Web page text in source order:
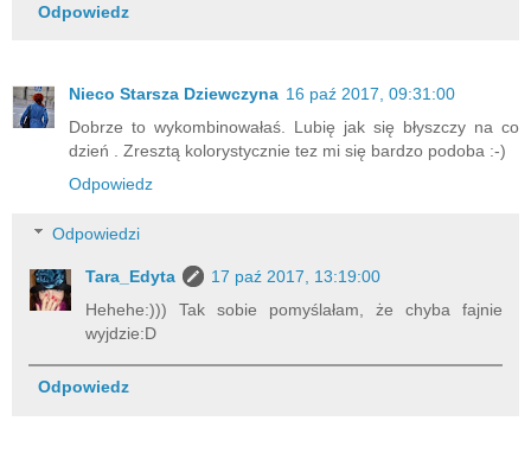
Odpowiedz
Nieco Starsza Dziewczyna 16 paź 2017, 09:31:00
Dobrze to wykombinowałaś. Lubię jak się błyszczy na co
dzień . Zresztą kolorystycznie tez mi się bardzo podoba :-)
Odpowiedz
Odpowiedzi
Tara_Edyta
17 paź 2017, 13:19:00
Hehehe:))) Tak sobie pomyślałam, że chyba fajnie
wyjdzie:D
Odpowiedz